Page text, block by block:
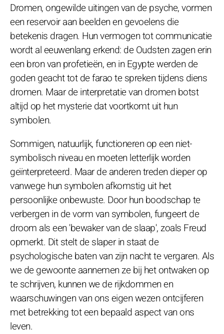
Dromen, ongewilde uitingen van de psyche, vormen
een reservoir aan beelden en gevoelens die
betekenis dragen. Hun vermogen tot communicatie
wordt al eeuwenlang erkend: de Oudsten zagen erin
een bron van profetieën, en in Egypte werden de
goden geacht tot de farao te spreken tijdens diens
dromen. Maar de interpretatie van dromen botst
altijd op het mysterie dat voortkomt uit hun
symbolen.
Sommigen, natuurlijk, functioneren op een niet-
symbolisch niveau en moeten letterlijk worden
geïnterpreteerd. Maar de anderen treden dieper op
vanwege hun symbolen afkomstig uit het
persoonlijke onbewuste. Door hun boodschap te
verbergen in de vorm van symbolen, fungeert de
droom als een 'bewaker van de slaap', zoals Freud
opmerkt. Dit stelt de slaper in staat de
psychologische baten van zijn nacht te vergaren. Als
we de gewoonte aannemen ze bij het ontwaken op
te schrijven, kunnen we de rijkdommen en
waarschuwingen van ons eigen wezen ontcijferen
met betrekking tot een bepaald aspect van ons
leven.